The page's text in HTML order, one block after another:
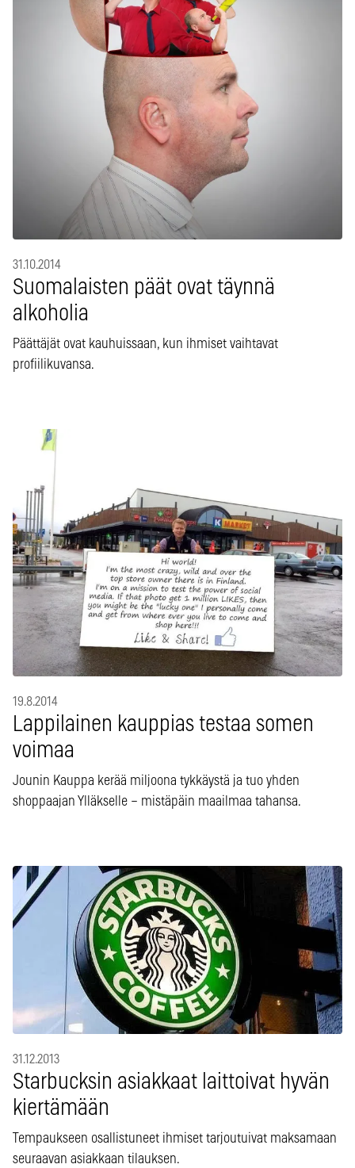
31.10.2014
Suomalaisten päät ovat täynnä
alkoholia
Päättäjät ovat kauhuissaan, kun ihmiset vaihtavat
profiilikuvansa.
19.8.2014
Lappilainen kauppias testaa somen
voimaa
Jounin Kauppa kerää miljoona tykkäystä ja tuo yhden
shoppaajan Ylläkselle – mistäpäin maailmaa tahansa.
31.12.2013
Starbucksin asiakkaat laittoivat hyvän
kiertämään
Tempaukseen osallistuneet ihmiset tarjoutuivat maksamaan
seuraavan asiakkaan tilauksen.